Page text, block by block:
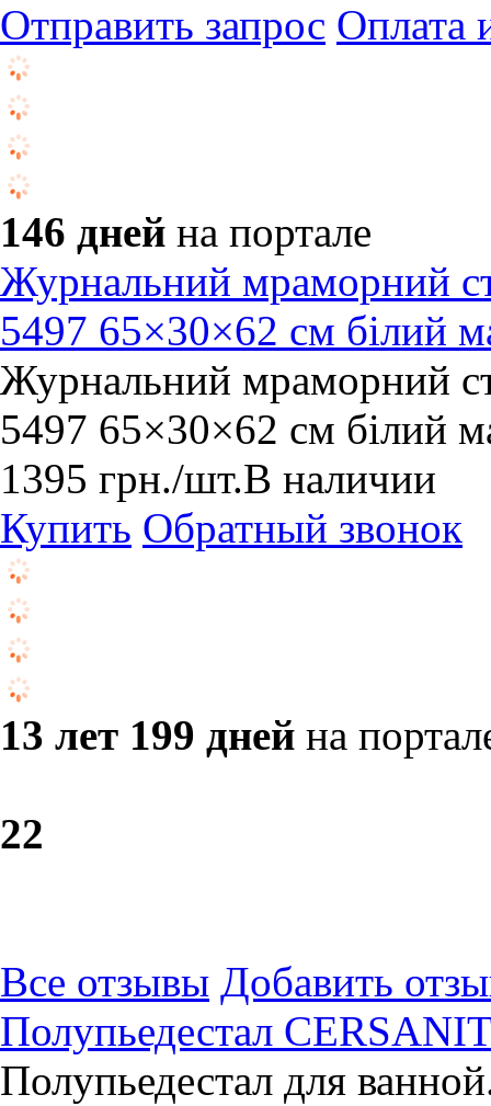
Отправить запрос Оплата
146 дней на портале
Журнальний мраморний
5497 65×30×62 см білий
Журнальний мраморний
5497 65×30×62 см білий
1395 грн./шт.В наличии
Купить Обратный звонок
13 лет 199 дней на
22
Все отзывы Добавить
Полупьедестал
Полупьедестал для